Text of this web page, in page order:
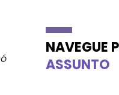
NAVEGUE
ASSUNTO